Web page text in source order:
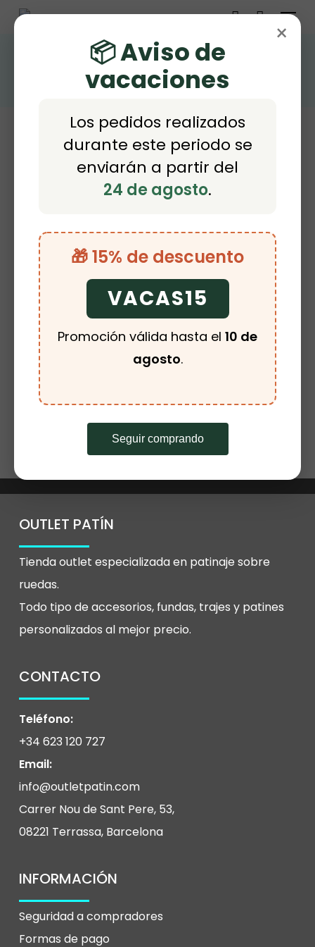
Skip
account
Menu
GATOS
Mostrando el único resultado
Buscar
por:
Buscar
CATEGORÍAS DEL PRODUCTO
Opciones
Este
producto
múltiples
variantes.
Las
se
en
página
de
Buff para Cuello
de
precios:
10.00€
OUTLET PATÍN
Tienda outlet especializada en patinaje sobre
ruedas.
Todo tipo de accesorios, fundas, trajes y patines
personalizados al mejor precio.
CONTACTO
Teléfono:
+34 623 120 727
Email:
info@outletpatin.com
Carrer Nou de Sant Pere, 53,
08221 Terrassa, Barcelona
INFORMACIÓN
Seguridad a compradores
Formas de pago
×
📦 Aviso de
vacaciones
Los pedidos realizados
durante este periodo se
enviarán a partir del
24 de agosto.
🎁 15% de descuento
VACAS15
Promoción válida hasta el 10 de
agosto.
Seguir comprando